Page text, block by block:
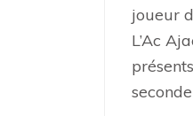
joueur
L’Ac